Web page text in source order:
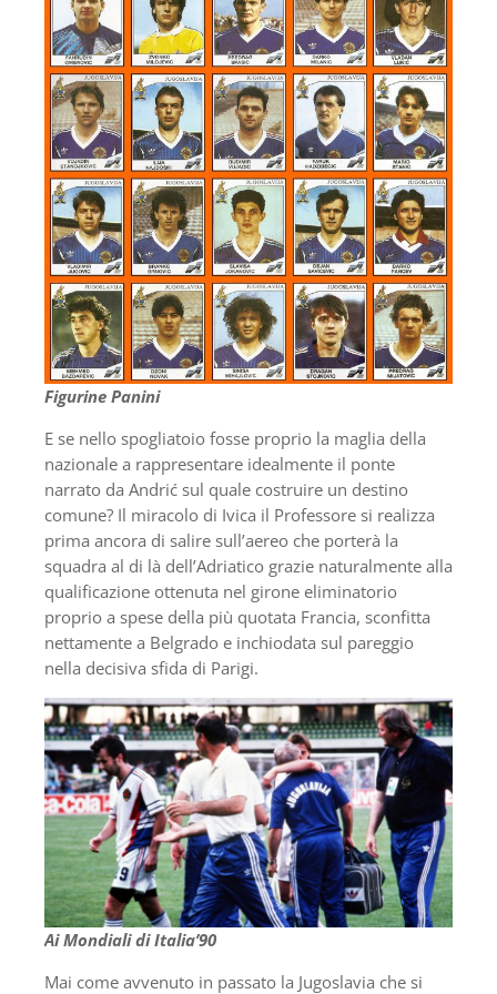
Figurine Panini
E se nello spogliatoio fosse proprio la maglia della
nazionale a rappresentare idealmente il ponte
narrato da Andrić sul quale costruire un destino
comune? Il miracolo di Ivica il Professore si realizza
prima ancora di salire sull’aereo che porterà la
squadra al di là dell’Adriatico grazie naturalmente alla
qualificazione ottenuta nel girone eliminatorio
proprio a spese della più quotata Francia, sconfitta
nettamente a Belgrado e inchiodata sul pareggio
nella decisiva sfida di Parigi.
Ai Mondiali di Italia’90
Mai come avvenuto in passato la Jugoslavia che si